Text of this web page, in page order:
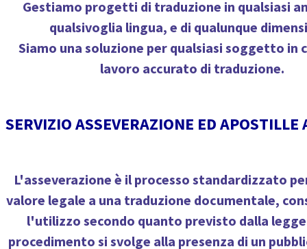
Gestiamo progetti di traduzione in qualsiasi
qualsivoglia lingua, e di qualunque
Siamo una soluzione per qualsiasi soggetto in
lavoro accurato di traduzione.
SERVIZIO ASSEVERAZIONE ED APOSTILLE
L'asseverazione è il processo standardizzato
valore legale a una traduzione documentale,
l'utilizzo secondo quanto previsto dalla
procedimento si svolge alla presenza di un